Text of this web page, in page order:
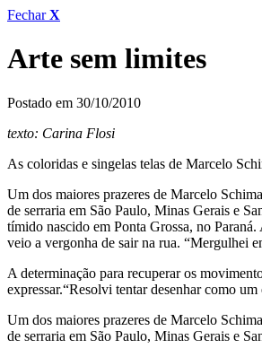
FecharX
Arte sem limites
Postado em 30/10/2010
texto: Carina Flosi
As coloridas e singelas telas de Marcelo
Um dos maiores prazeres de Marcelo
de serraria em São Paulo, Minas Gerais e
tímido nascido em Ponta Grossa, no
veio a vergonha de sair na rua. “Mergulhei
A determinação para recuperar os
expressar.“Resolvi tentar desenhar como
Um dos maiores prazeres de Marcelo
de serraria em São Paulo, Minas Gerais e